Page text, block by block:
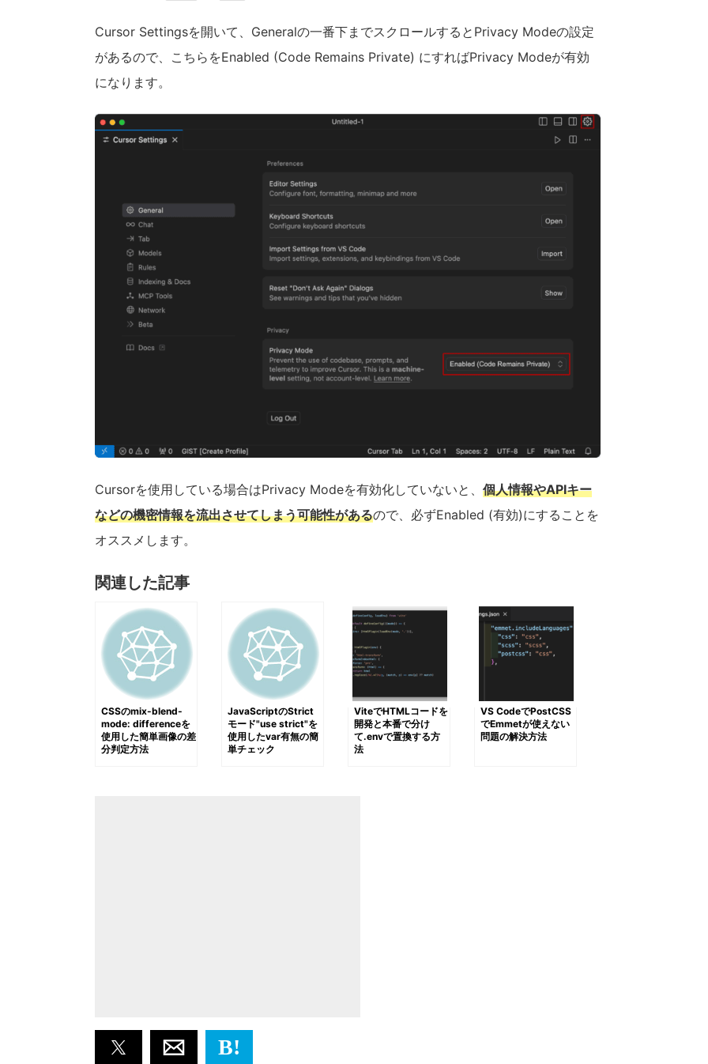
Cursor Settingsを開いて、Generalの一番下までスクロールするとPrivacy Modeの設定
があるので、こちらをEnabled (Code Remains Private) にすればPrivacy Modeが有効
になります。
Cursorを使用している場合はPrivacy Modeを有効化していないと、 個人情報やAPIキー
などの機密情報を流出させてしまう可能性があるので、必ずEnabled (有効)にすることを
オススメします。
関連した記事
CSSのmix-blend-
mode: differenceを
使用した簡単画像の差
分判定方法
JavaScriptのStrict
モード"use strict"を
使用したvar有無の簡
単チェック
ViteでHTMLコードを
開発と本番で分け
て.envで置換する方
法
VS CodeでPostCSS
でEmmetが使えない
問題の解決方法
B!